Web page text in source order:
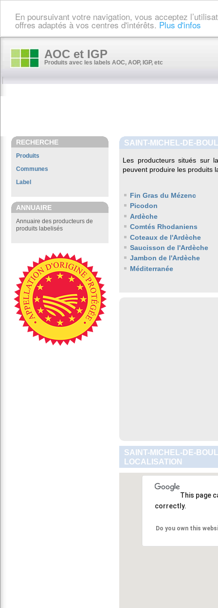
En poursuivant votre navigation, vous acceptez
offres adaptés à vos centres d'intérêts. Plus d'infos
AOC et IGP
Produits avec les labels AOC, AOP, IGP, etc
RECHERCHE
Produits
Communes
Label
ANNUAIRE
Annuaire des producteurs de
produits labelisés
SAINT-MICHEL-DE-
Les producteurs situés sur
peuvent produire les produits
Fin Gras du Mézenc
Picodon
Ardèche
Comtés Rhodaniens
Coteaux de l'Ardèche
Saucisson de l'Ardèche
Jambon de l'Ardèche
Méditerranée
SAINT-MICHEL-DE-
LOCALISATION
This page
correctly.
Do you own this